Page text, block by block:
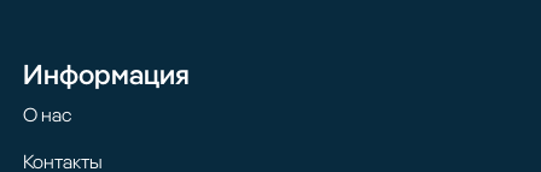
Информация
О нас
Контакты